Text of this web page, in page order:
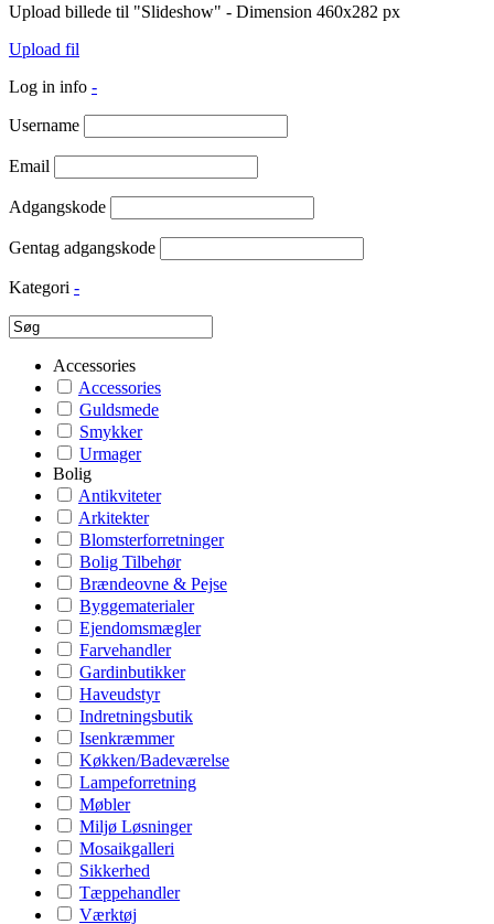
Upload billede til "Slideshow" - Dimension 460x282 px
Upload fil
Log in info -
Username
Email
Adgangskode
Gentag adgangskode
Kategori -
Accessories
Accessories
Guldsmede
Smykker
Urmager
Bolig
Antikviteter
Arkitekter
Blomsterforretninger
Bolig Tilbehør
Brændeovne & Pejse
Byggematerialer
Ejendomsmægler
Farvehandler
Gardinbutikker
Haveudstyr
Indretningsbutik
Isenkræmmer
Køkken/Badeværelse
Lampeforretning
Møbler
Miljø Løsninger
Mosaikgalleri
Sikkerhed
Tæppehandler
Værktøj